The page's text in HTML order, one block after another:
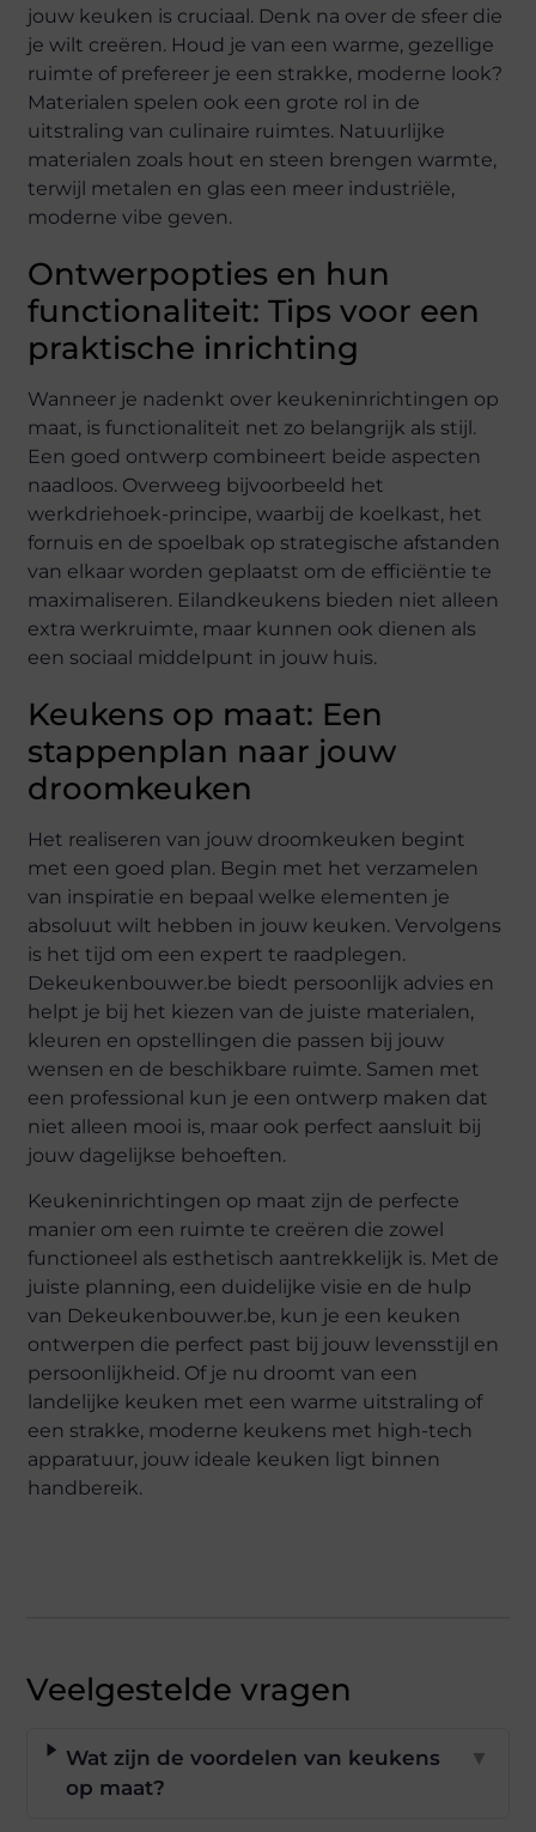
jouw keuken is cruciaal. Denk na over de sfeer die
je wilt creëren. Houd je van een warme, gezellige
ruimte of prefereer je een strakke, moderne look?
Materialen spelen ook een grote rol in de
uitstraling van culinaire ruimtes. Natuurlijke
materialen zoals hout en steen brengen warmte,
terwijl metalen en glas een meer industriële,
moderne vibe geven.
Ontwerpopties en hun
functionaliteit: Tips voor een
praktische inrichting
Wanneer je nadenkt over keukeninrichtingen op
maat, is functionaliteit net zo belangrijk als stijl.
Een goed ontwerp combineert beide aspecten
naadloos. Overweeg bijvoorbeeld het
werkdriehoek-principe, waarbij de koelkast, het
fornuis en de spoelbak op strategische afstanden
van elkaar worden geplaatst om de efficiëntie te
maximaliseren. Eilandkeukens bieden niet alleen
extra werkruimte, maar kunnen ook dienen als
een sociaal middelpunt in jouw huis.
Keukens op maat: Een
stappenplan naar jouw
droomkeuken
Het realiseren van jouw droomkeuken begint
met een goed plan. Begin met het verzamelen
van inspiratie en bepaal welke elementen je
absoluut wilt hebben in jouw keuken. Vervolgens
is het tijd om een expert te raadplegen.
Dekeukenbouwer.be biedt persoonlijk advies en
helpt je bij het kiezen van de juiste materialen,
kleuren en opstellingen die passen bij jouw
wensen en de beschikbare ruimte. Samen met
een professional kun je een ontwerp maken dat
niet alleen mooi is, maar ook perfect aansluit bij
jouw dagelijkse behoeften.
Keukeninrichtingen op maat zijn de perfecte
manier om een ruimte te creëren die zowel
functioneel als esthetisch aantrekkelijk is. Met de
juiste planning, een duidelijke visie en de hulp
van Dekeukenbouwer.be, kun je een keuken
ontwerpen die perfect past bij jouw levensstijl en
persoonlijkheid. Of je nu droomt van een
landelijke keuken met een warme uitstraling of
een strakke, moderne keukens met high-tech
apparatuur, jouw ideale keuken ligt binnen
handbereik.
Veelgestelde vragen
Wat zijn de voordelen van keukens
op maat?
▼